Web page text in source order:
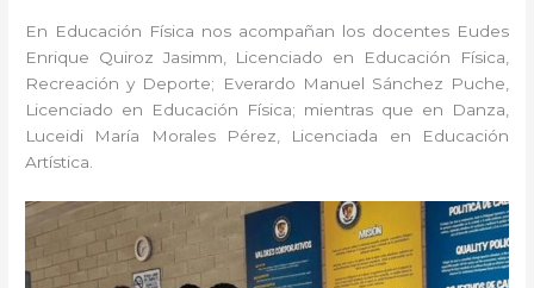
En Educación Física nos acompañan los docentes Eudes
Enrique Quiroz Jasimm, Licenciado en Educación Física,
Recreación y Deporte; Everardo Manuel Sánchez Puche,
Licenciado en Educación Física; mientras que en Danza,
Luceidi María Morales Pérez, Licenciada en Educación
Artística.